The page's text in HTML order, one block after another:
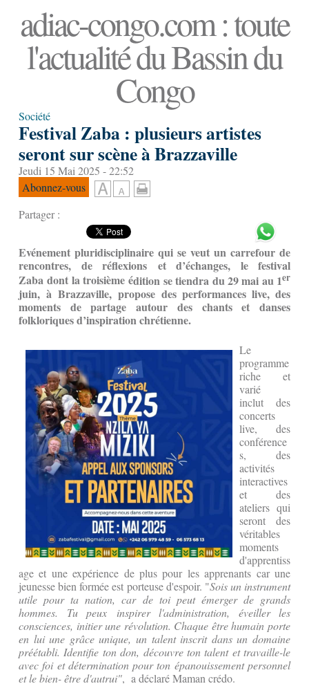
adiac-congo.com : toute
l'actualité du Bassin du
Congo
Société
Festival Zaba : plusieurs artistes
seront sur scène à Brazzaville
Jeudi 15 Mai 2025 - 22:52
Abonnez-vous
Partager :
Evénement pluridisciplinaire qui se veut un carrefour de
rencontres, de réflexions et d’échanges, le festival
Zaba dont la troisièmeédition se tiendra du 29 mai au 1er
juin,à Brazzaville,propose des performances live, des
moments de partage autour des chants et danses
folkloriques d’inspiration chrétienne.
Le
programme
riche et
varié
inclut des
concerts
live, des
conférence
s, des
activités
interactives
et des
ateliers qui
seront des
véritables
moments
d'apprentiss
age et une expérience de plus pour les apprenants car une
jeunesse bien formée est porteuse d'espoir. "Sois un instrument
utile pour ta nation, car de toi peut émerger de grands
hommes. Tu peux inspirer l'administration, éveiller les
consciences, initier une révolution. Chaque être humain porte
en lui une grâce unique, un talent inscrit dans un domaine
préétabli. Identifie ton don, découvre ton talent et travaille-le
avec foi et détermination pour ton épanouissement personnel
et le bien- être d'autrui", a déclaré Maman crédo.